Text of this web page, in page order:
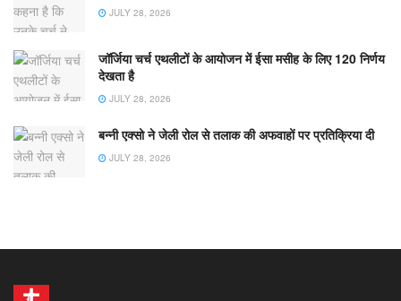
JULY 28, 2026
जॉर्जिया चर्च एथलीटों के आयोजन में ईसा मसीह के लिए 120 निर्णय
देखता है
JULY 28, 2026
बन्नी एक्सो ने जेली रोल से तलाक की अफवाहों पर प्रतिक्रिया दी
JULY 28, 2026